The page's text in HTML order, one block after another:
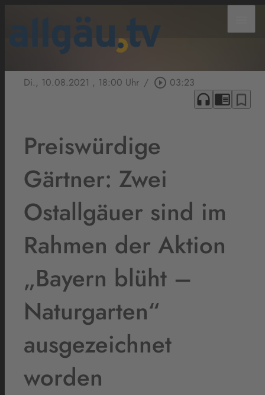
Di., 10.08.2021 , 18:00 Uhr / play_circle_outline 03:23
headphones chrome_reader_mode bookmark_border
Preiswürdige
Gärtner: Zwei
Ostallgäuer sind im
Rahmen der Aktion
„Bayern blüht –
Naturgarten“
ausgezeichnet
worden